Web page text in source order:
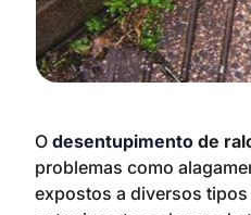
O desentupimento de
problemas como
expostos a diversos